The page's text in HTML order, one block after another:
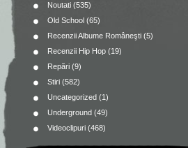
Noutati (535)
Old School (65)
Recenzii Albume Româneşti (5)
Recenzii Hip Hop (19)
Repări (9)
Stiri (582)
Uncategorized (1)
Underground (49)
Videoclipuri (468)